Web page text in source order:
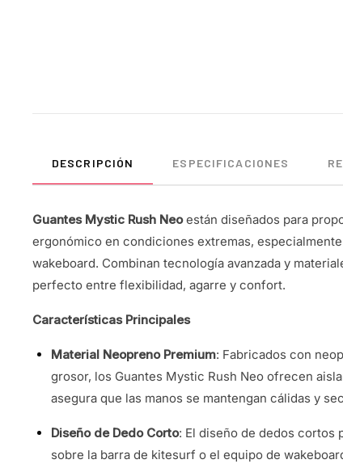
DESCRIPCIÓN ESPECIFICACIONES
Guantes Mystic Rush Neoestán diseñados para
ergonómico en condiciones extremas,
wakeboard. Combinan tecnología avanzada y
perfecto entre flexibilidad, agarre y confort.
Características Principales
Material Neopreno Premium: Fabricados con
grosor, los Guantes Mystic Rush Neo ofrecen
asegura que las manos se mantengan cálidas y
Diseño de Dedo Corto: El diseño de dedos cortos
sobre la barra de kitesurf o el equipo de